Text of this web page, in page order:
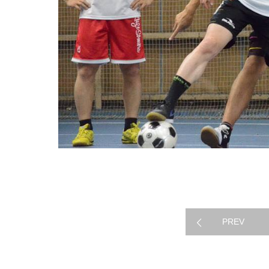
PREV
ギャラリー